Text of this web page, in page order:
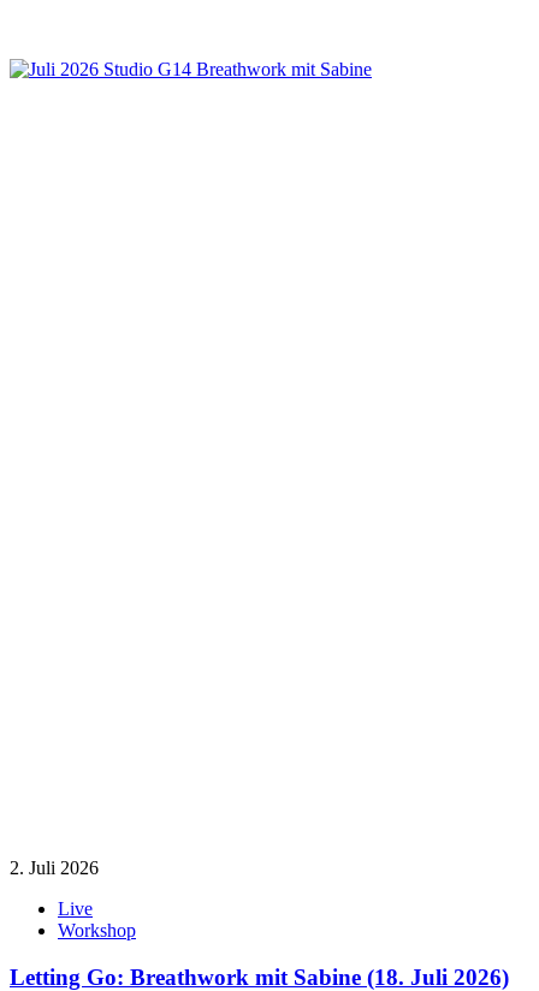
2. Juli 2026
Live
Workshop
Letting Go: Breathwork mit Sabine (18. Juli 2026)